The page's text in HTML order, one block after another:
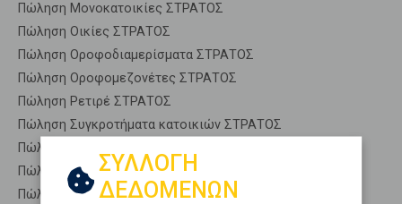
Πώληση Μονοκατοικίες ΣΤΡΑΤΟΣ
Πώληση Οικίες ΣΤΡΑΤΟΣ
Πώληση Οροφοδιαμερίσματα ΣΤΡΑΤΟΣ
Πώληση Οροφομεζονέτες ΣΤΡΑΤΟΣ
Πώληση Ρετιρέ ΣΤΡΑΤΟΣ
Πώληση Συγκροτήματα κατοικιών ΣΤΡΑΤΟΣ
Πώληση Υπόγεια ΣΤΡΑΤΟΣ
Πώληση Υπόσκαφα ΣΤΡΑΤΟΣ
Πώληση Υπολ. υψουν ΣΤΡΑΤΟΣ
ΣΥΛΛΟΓΗ
ΔΕΔΟΜΕΝΩΝ